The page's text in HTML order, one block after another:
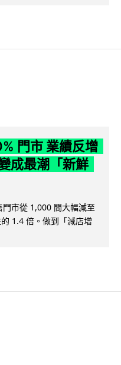
門市 業績反增
成最潮「新鮮
門市從 1,000 間大幅減至
1.4 倍。做到「減店增